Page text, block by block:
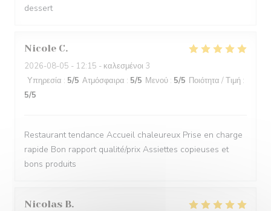
dessert
Nicole C
2026-08-05 - 12:15 - καλεσμένοι 3
Υπηρεσία : 5/5 Ατμόσφαιρα : 5/5 Μενού : 5/5 Ποιότητα / Τιμή :
5/5
Restaurant tendance Accueil chaleureux Prise en charge
rapide Bon rapport qualité/prix Assiettes copieuses et
bons produits
Nicolas B